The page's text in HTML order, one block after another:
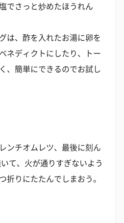
でさっと炒めたほうれん
は、酢を入れたお湯に卵を
ネディクトにしたり、トー
、簡単にできるのでお試し
ンチオムレツ、最後に刻ん
て、火が通りすぎないよう
折りにたたんでしまおう。